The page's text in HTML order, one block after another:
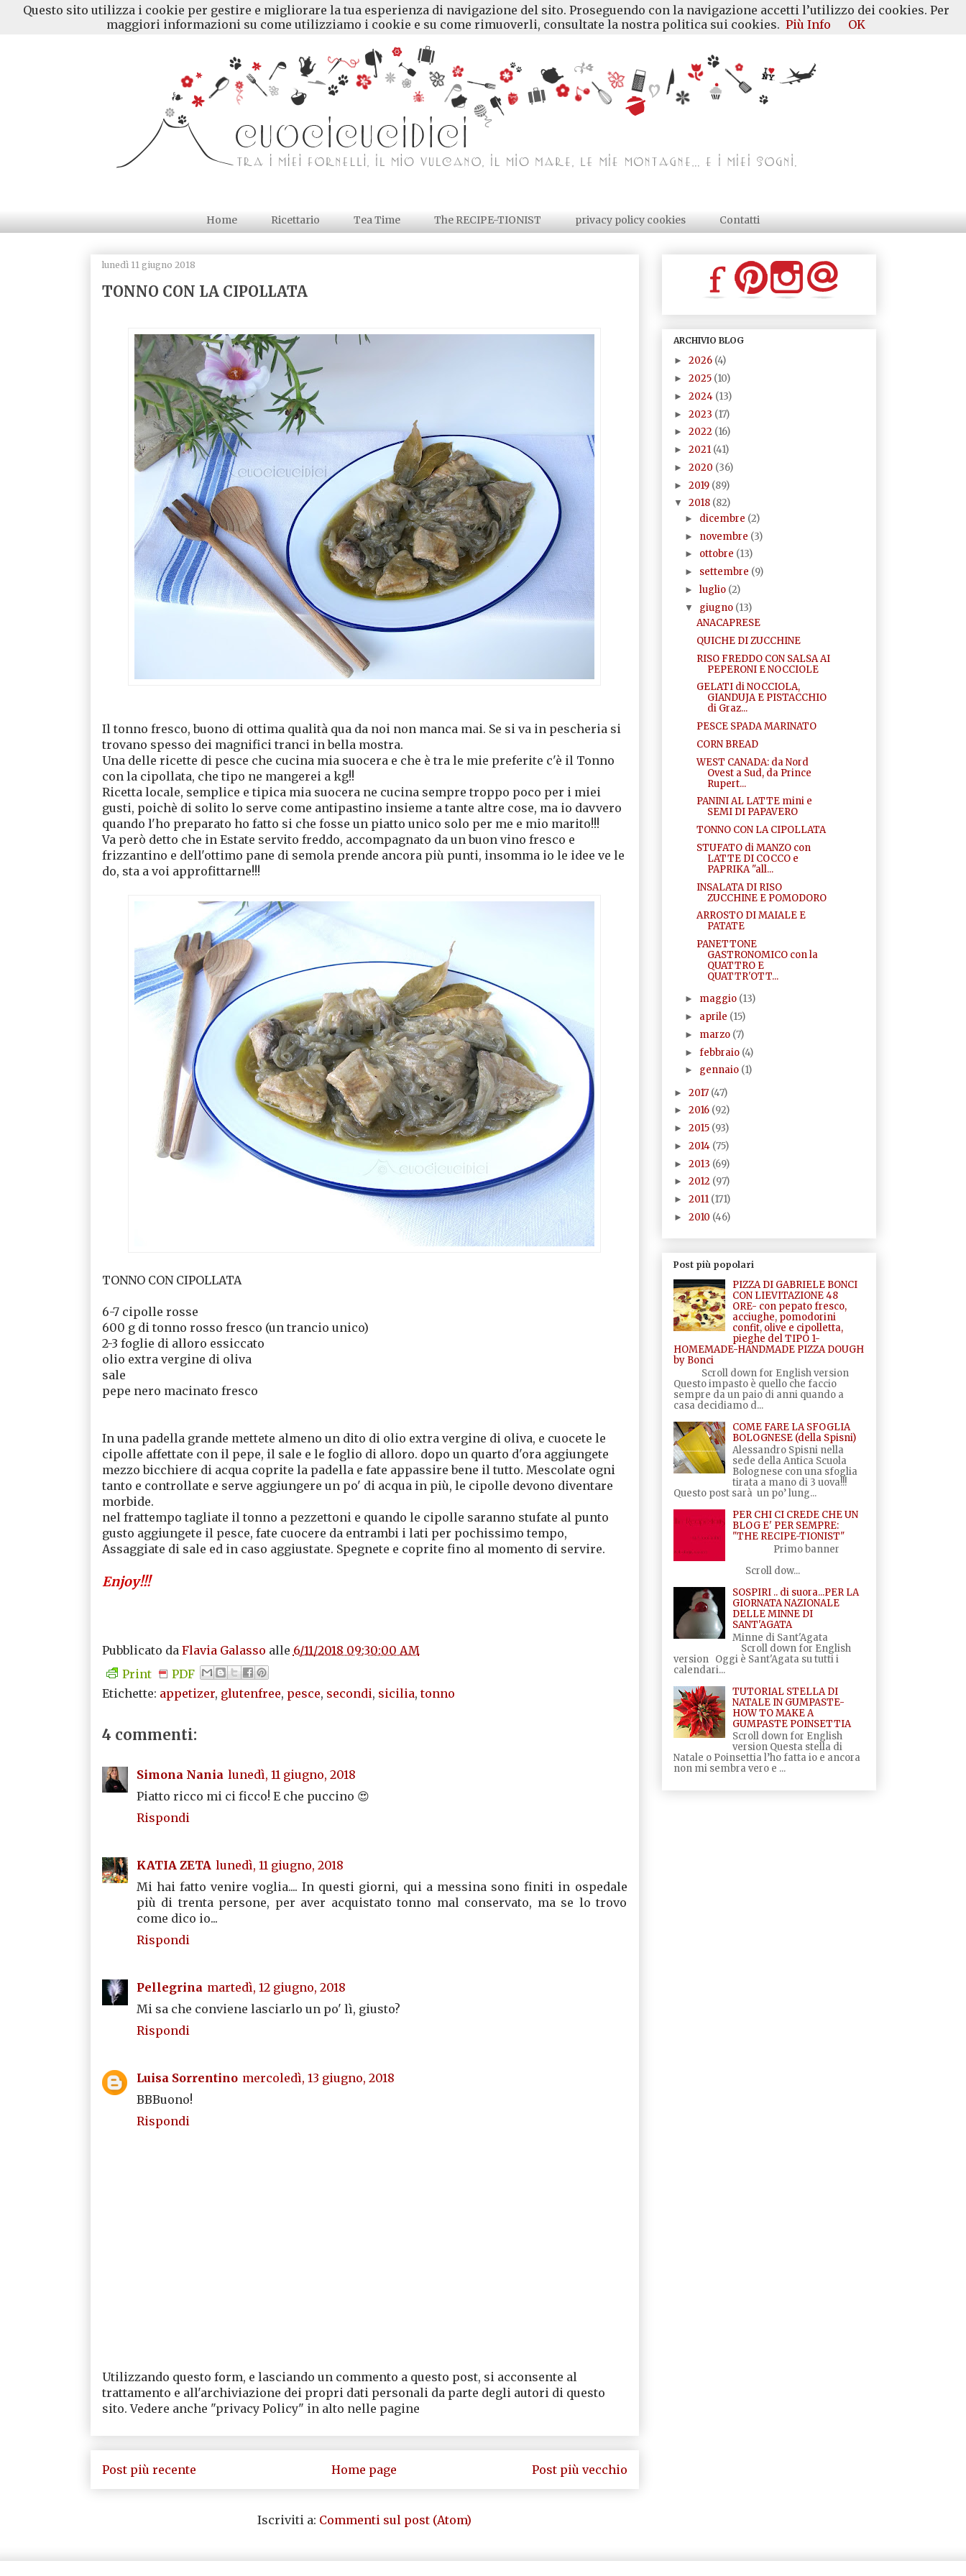
Home Ricettario Tea Time The RECIPE-TIONIST privacy policy cookies Contatti
lunedì 11 giugno 2018
TONNO CON LA CIPOLLATA
Il tonno fresco, buono di ottima qualità qua da noi non manca mai. Se si va in pescheria si
trovano spesso dei magnifici tranci in bella mostra.
Una delle ricette di pesce che cucina mia suocera e che è tra le mie preferite c'è il Tonno
con la cipollata, che tipo ne mangerei a kg!!
Ricetta locale, semplice e tipica mia suocera ne cucina sempre troppo poco per i miei
gusti, poichè di solito lo serve come antipastino insieme a tante altre cose, ma io davvero
quando l'ho preparato ho fatto si che fosse un piatto unico solo per me e mio marito!!!
Va però detto che in Estate servito freddo, accompagnato da un buon vino fresco e
frizzantino e dell'ottimo pane di semola prende ancora più punti, insomma io le idee ve le
do, sta a voi approfittarne!!!
TONNO CON CIPOLLATA
6-7 cipolle rosse
600 g di tonno rosso fresco (un trancio unico)
2-3 foglie di alloro essiccato
olio extra vergine di oliva
sale
pepe nero macinato fresco
In una padella grande mettete almeno un dito di olio extra vergine di oliva, e cuocete le
cipolle affettate con il pepe, il sale e le foglio di alloro. dopo un quarto d'ora aggiungete
mezzo bicchiere di acqua coprite la padella e fate appassire bene il tutto. Mescolate ogni
tanto e controllate e serve aggiungere un po' di acqua in più, le cipolle devono diventare
morbide.
nel frattempo tagliate il tonno a pezzettoni e quando le cipolle saranno stufate al punto
gusto aggiungete il pesce, fate cuocere da entrambi i lati per pochissimo tempo,
Assaggiate di sale ed in caso aggiustate. Spegnete e coprite fino al momento di servire.
Enjoy!!!
Pubblicato da Flavia Galasso alle 6/11/2018 09:30:00 AM
Print
PDF
Etichette: appetizer, glutenfree, pesce, secondi, sicilia,tonno
4 commenti:
Simona Nania lunedì, 11 giugno, 2018
Piatto ricco mi ci ficco! E che puccino 😍
Rispondi
KATIA ZETA lunedì, 11 giugno, 2018
Mi hai fatto venire voglia.... In questi giorni, qui a messina sono finiti in ospedale
più di trenta persone, per aver acquistato tonno mal conservato, ma se lo trovo
come dico io...
Rispondi
Pellegrina martedì, 12 giugno, 2018
Mi sa che conviene lasciarlo un po' lì, giusto?
Rispondi
Luisa Sorrentino mercoledì, 13 giugno, 2018
BBBuono!
Rispondi
Utilizzando questo form, e lasciando un commento a questo post, si acconsente al
trattamento e all'archiviazione dei propri dati personali da parte degli autori di questo
sito. Vedere anche "privacy Policy" in alto nelle pagine
Post più recente Post più vecchio
Home page
Iscriviti a: Commenti sul post (Atom)
ARCHIVIO BLOG
► 2026 (4)
► 2025 (10)
► 2024 (13)
► 2023 (17)
► 2022 (16)
► 2021 (41)
► 2020 (36)
► 2019 (89)
▼ 2018 (82)
► dicembre (2)
► novembre (3)
► ottobre (13)
► settembre (9)
► luglio (2)
▼ giugno (13)
ANACAPRESE
QUICHE DI ZUCCHINE
RISO FREDDO CON SALSA AI
PEPERONI E NOCCIOLE
GELATI di NOCCIOLA,
GIANDUJA E PISTACCHIO
di Graz...
PESCE SPADA MARINATO
CORN BREAD
WEST CANADA: da Nord
Ovest a Sud, da Prince
Rupert...
PANINI AL LATTE mini e
SEMI DI PAPAVERO
TONNO CON LA CIPOLLATA
STUFATO di MANZO con
LATTE DI COCCO e
PAPRIKA "all...
INSALATA DI RISO
ZUCCHINE E POMODORO
ARROSTO DI MAIALE E
PATATE
PANETTONE
GASTRONOMICO con la
QUATTRO E
QUATTR'OTT...
► maggio (13)
► aprile (15)
► marzo (7)
►febbraio (4)
► gennaio (1)
► 2017 (47)
► 2016 (92)
► 2015 (93)
► 2014 (75)
► 2013 (69)
► 2012 (97)
► 2011 (171)
► 2010 (46)
Post più popolari
PIZZA DI GABRIELE BONCI
CON LIEVITAZIONE 48
ORE- con pepato fresco,
acciughe, pomodorini
confit, olive e cipolletta,
pieghe del TIPO 1-
HOMEMADE-HANDMADE PIZZA DOUGH
by Bonci
Scroll down for English version
Questo impasto è quello che faccio
sempre da un paio di anni quando a
casa decidiamo d...
COME FARE LA SFOGLIA
BOLOGNESE (della Spisni)
Alessandro Spisni nella
sede della Antica Scuola
Bolognese con una sfoglia
tirata a mano di 3 uova!!!
Questo post sarà un po’ lung...
PER CHI CI CREDE CHE UN
BLOG E' PER SEMPRE:
"THE RECIPE-TIONIST"
Primo banner
Scroll dow...
SOSPIRI .. di suora...PER LA
GIORNATA NAZIONALE
DELLE MINNE DI
SANT'AGATA
Minne di Sant'Agata
Scroll down for English
version Oggi è Sant'Agata su tutti i
calendari...
TUTORIAL STELLA DI
NATALE IN GUMPASTE-
HOW TO MAKE A
GUMPASTE POINSETTIA
Scroll down for English
version Questa stella di
Natale o Poinsettia l’ho fatta io e ancora
non mi sembra vero e ...
Questo sito utilizza i cookie per gestire e migliorare la tua esperienza di navigazione del sito. Proseguendo con la navigazione accetti l’utilizzo dei cookies. Per
maggiori informazioni su come utilizziamo i cookie e su come rimuoverli, consultate la nostra politica sui cookies. Più Info OK